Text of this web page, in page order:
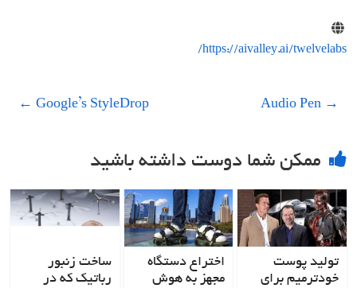
https://aivalley.ai/twelvelabs/
→
Audio Pen
Google’s StyleDrop
←
ممکن شما دوست داشته باشید
تولید پوست
خودترمیم برای
اختراع دستگاه
مجهز به هوش
ساخت زنبور
رباتیک که در